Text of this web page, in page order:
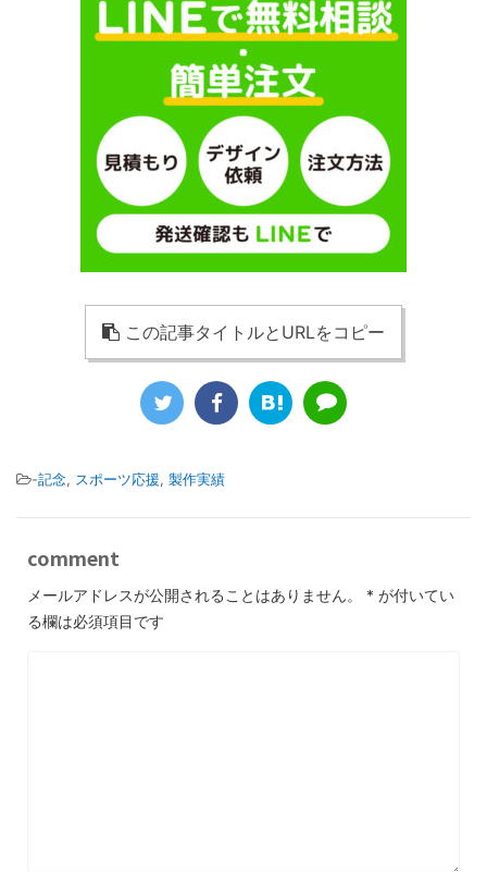
この記事タイトルとURLをコピー
-記念, スポーツ応援, 製作実績
comment
メールアドレスが公開されることはありません。 * が付いてい
る欄は必須項目です